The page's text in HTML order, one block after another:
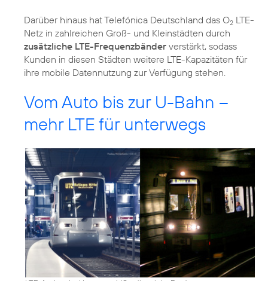
Darüber hinaus hat Telefónica Deutschland das O2 LTE-
Netz in zahlreichen Groß- und Kleinstädten durch
zusätzliche LTE-Frequenzbänder verstärkt, sodass
Kunden in diesen Städten weitere LTE-Kapazitäten für
Vom Auto bis zur U-Bahn –
mehr LTE für unterwegs